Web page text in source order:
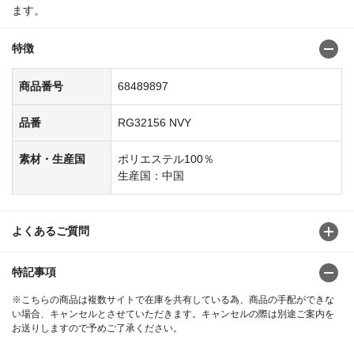
ます。
特徴
商品番号 68489897
品番 RG32156 NVY
素材・生産国
ポリエステル100％
生産国：中国
よくあるご質問
特記事項
※こちらの商品は複数サイトで在庫を共有している為、商品の手配ができな
い場合、キャンセルとさせていただきます。キャンセルの際は別途ご案内を
お送りしますので予めご了承ください。